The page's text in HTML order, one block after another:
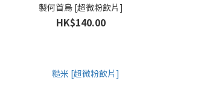
製何首烏 [超微粉飲片]
HK$140.00